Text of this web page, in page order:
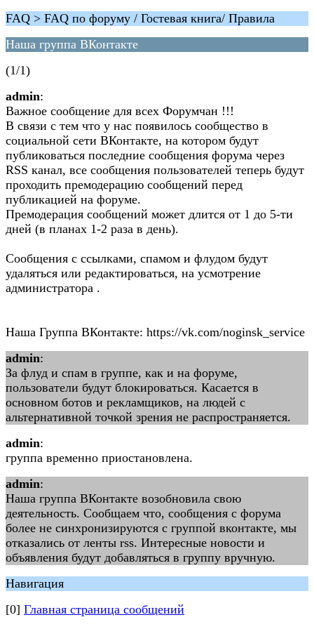
FAQ > FAQ по форуму / Гостевая книга/ Правила
Наша группа ВКонтакте
(1/1)
admin:
Важное сообщение для всех Форумчан !!!
В связи с тем что у нас появилось сообщество в
социальной сети ВКонтакте, на котором будут
публиковаться последние сообщения форума через
RSS канал, все сообщения пользователей теперь будут
проходить премодерацию сообщений перед
публикацией на форуме.
Премодерация сообщений может длится от 1 до 5-ти
дней (в планах 1-2 раза в день).
Сообщения с ссылками, спамом и флудом будут
удаляться или редактироваться, на усмотрение
администратора .
Наша Группа ВКонтакте: https://vk.com/noginsk_service
admin:
За флуд и спам в группе, как и на форуме,
пользователи будут блокироваться. Касается в
основном ботов и рекламщиков, на людей с
альтернативной точкой зрения не распространяется.
admin:
группа временно приостановлена.
admin:
Наша группа ВКонтакте возобновила свою
деятельность. Сообщаем что, сообщения с форума
более не синхронизируются с группой вконтакте, мы
отказались от ленты rss. Интересные новости и
объявления будут добавляться в группу вручную.
Навигация
[0] Главная страница сообщений